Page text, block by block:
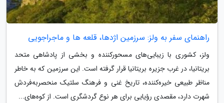
راهنمای سفر به ولز: سرزمین اژدها، قلعه ها و ماجراجویی
ولز، کشوری با زیبایی‌های مسحورکننده و بخشی از پادشاهی متحد
بریتانیا، در غرب جزیره بریتانیا قرار گرفته است. این سرزمین که به خاطر
مناظر طبیعی خیره‌کننده، تاریخ غنی و فرهنگ سلتیک منحصربه‌فردش
شهرت دارد، مقصدی رؤیایی برای هر نوع گردشگری است. از کوه‌های...